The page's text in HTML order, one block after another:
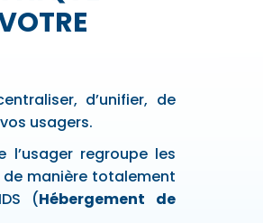
d’unifier, de
usagers.
l’usager regroupe les
manière totalement
(Hébergement de